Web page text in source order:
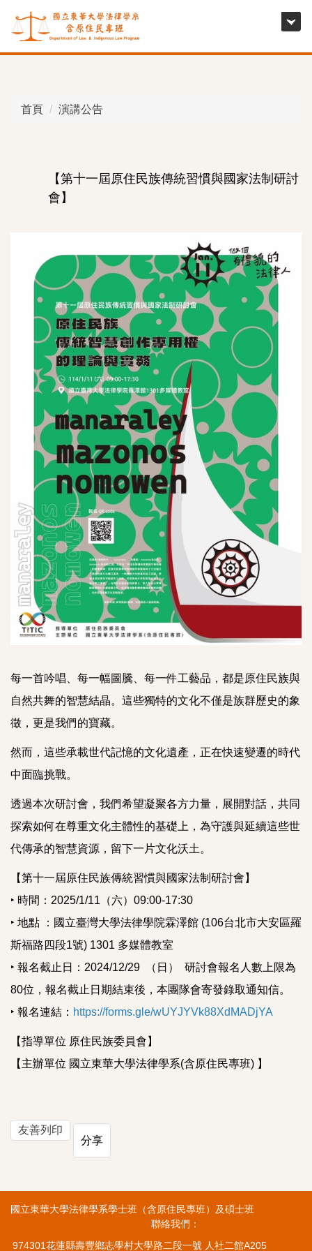
到
首頁 演講公告
【第十一屆原住民族傳統習慣與國家法制研討
會】
每一首吟唱、每一幅圖騰、每一件工藝品，都是原住民族與
自然共舞的智慧結晶。這些獨特的文化不僅是族群歷史的象
徵，更是我們的寶藏。
然而，這些承載世代記憶的文化遺產，正在快速變遷的時代
中面臨挑戰。
透過本次研討會，我們希望凝聚各方力量，展開對話，共同
探索如何在尊重文化主體性的基礎上，為守護與延續這些世
代傳承的智慧資源，留下一片文化沃土。
【第十一屆原住民族傳統習慣與國家法制研討會】
‣ 時間：2025/1/11（六）09:00-17:30
‣ 地點 ：國立臺灣大學法律學院霖澤館 (106台北市大安區羅
斯福路四段1號) 1301 多媒體教室
‣ 報名截止日：2024/12/29 （日） 研討會報名人數上限為
80位，報名截止日期結束後，本團隊會寄發錄取通知信。
‣ 報名連結： https://forms.gle/wUYJYVk88XdMADjYA
【指導單位 原住民族委員會】
【主辦單位 國立東華大學法律學系(含原住民專班) 】
友善列印
分享
國立東華大學法律學系學士班（含原住民專班）及碩士班
聯絡我們：
974301花蓮縣壽豐鄉志學村大學路二段一號 人社二館A205